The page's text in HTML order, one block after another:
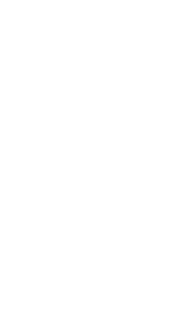
El gran ausente fue
reaparición en Jerez
grave cornada
Toreo de Capote y el
Sí estuvo presente el
onubense recogió
tras salir de nuevo
afortunado que se
de toros y, sobre